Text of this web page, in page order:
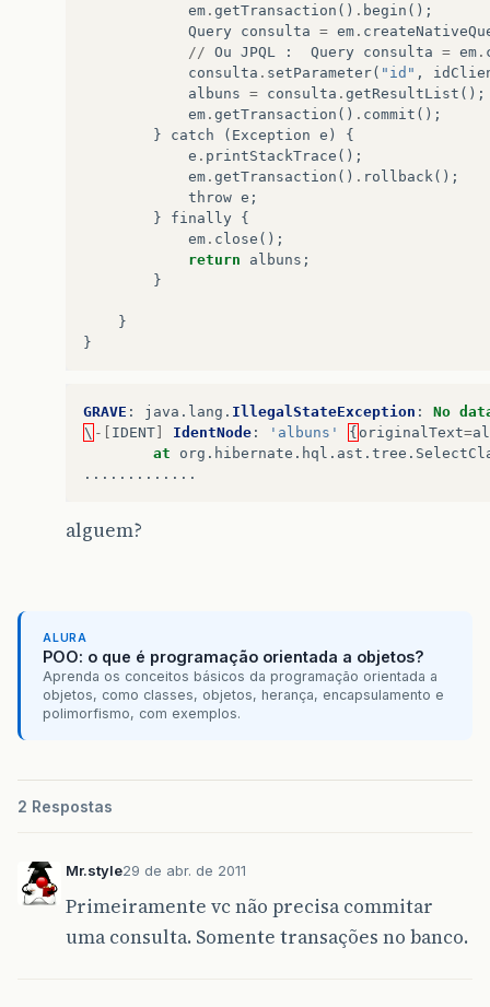
em . getTransaction () . begin ();
Query consulta = em .
// Ou JPQL : Query consulta = em .
consulta . setParameter( "id" ,
albuns = consulta . getResultList ();
em . getTransaction () . commit ();
}
catch ( Exception e )
{
e . printStackTrace ();
em . getTransaction () . rollback();
throw e ;
}
finally {
em . close ();
return
albuns ;
}
}
}
GRAVE : java . lang . IllegalStateException : No
\ -[ IDENT IdentNode : 'albuns' { originalText=
at
org . hibernate . hql . ast . tree .
.............
alguem?
ALURA
POO: o que é programação orientada a objetos?
Aprenda os conceitos básicos da programação orientada a
objetos, como classes, objetos, herança, encapsulamento e
polimorfismo, com exemplos.
2 Respostas
Mr.style29 de abr. de 2011
Primeiramente vc não precisa commitar
uma consulta. Somente transações no banco.